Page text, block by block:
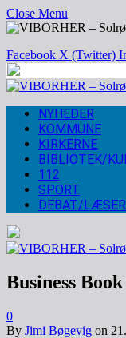
Close Menu
Facebook X (Twitter)
NYHEDER
KOMMUNE
KIRKERNE
BIBLIOTEK/
112
SPORT
DEBAT/
Business Book
0
By Jimi Bøgevig on